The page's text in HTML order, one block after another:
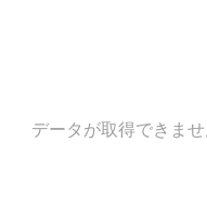
データが取得できま